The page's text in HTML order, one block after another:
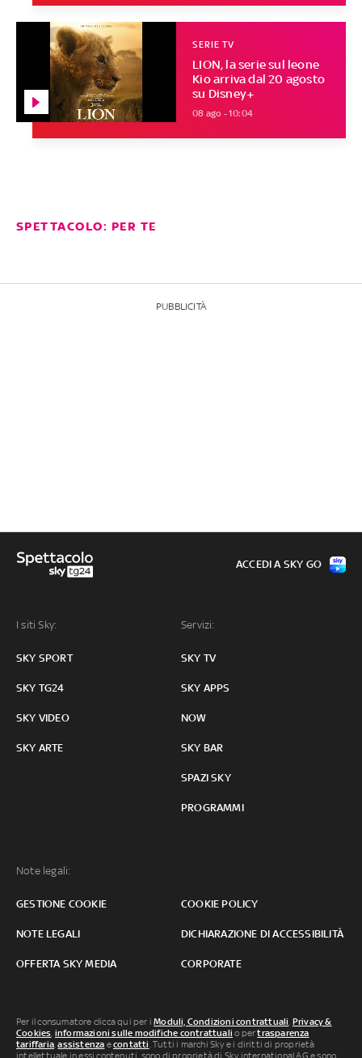
LION, la serie sul leone
Kio arriva dal 20 agosto
su Disney+
SERIE TV
08 ago - 10:04
SPETTACOLO: PER TE
PUBBLICITÀ
I siti Sky:
SKY SPORT
SKY TG24
SKY VIDEO
SKY ARTE
Servizi:
SKY TV
SKY APPS
NOW
SKY BAR
SPAZI SKY
PROGRAMMI
Note legali:
GESTIONE COOKIE COOKIE POLICY
NOTE LEGALI DICHIARAZIONE DI ACCESSIBILITÀ
OFFERTA SKY MEDIA CORPORATE
ACCEDI A SKY GO
Per il consumatore clicca qui per iModuli, Condizioni contrattuali, Privacy &
Cookies, informazioni sulle modifiche contrattuali o pertrasparenza
tariffaria,assistenza econtatti. Tutti i marchi Sky e i diritti di proprietà
intellettuale in essi contenuti, sono di proprietà di Sky international AG e sono